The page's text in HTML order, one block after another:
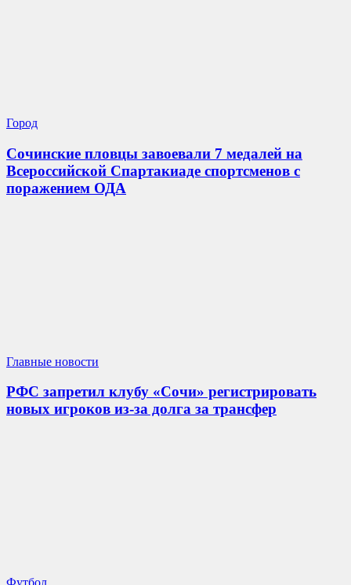
Город
Сочинские пловцы завоевали 7 медалей на
Всероссийской Спартакиаде спортсменов с
поражением ОДА
Главные новости
РФС запретил клубу «Сочи» регистрировать
новых игроков из-за долга за трансфер
Футбол